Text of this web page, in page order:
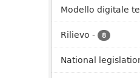
Modello digitale
Rilievo - 8
National